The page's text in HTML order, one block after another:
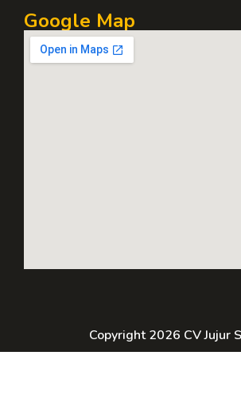
Google Map
Copyright 2026 CV Jujur